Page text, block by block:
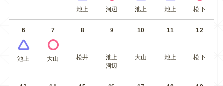
池上 河辺 池上 池上 松下
6
池上
7
大山
8
松井
9
池上
河辺
10
大山
11
池上
12
松下